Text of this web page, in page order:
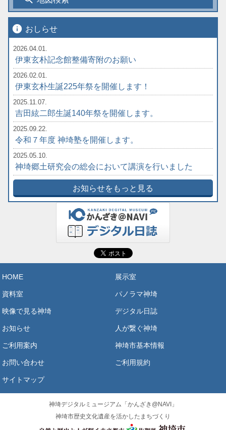
info おしらせ
2026.04.01.
伊東玄朴記念館整備寄附のお願い
2026.02.01.
伊東玄朴生誕225年祭を開催します！
2025.11.07.
吉田絃二郎生誕140年祭を開催します。
2025.09.22.
令和７年度 神埼塾を開催します。
2025.05.10.
神埼郷土研究会の総会において講演を行いました
お知らせをもっと見る
HOME 展示室
資料室 パノラマ神埼
映像で見る神埼 デジタル日誌
お知らせ 人が繋ぐ神埼
ご利用案内 神埼市基本情報
お問い合わせ ご利用規約
サイトマップ
神埼デジタルミュージアム「かんざき@NAVI」
神埼市歴史文化遺産を活かしたまちづくり